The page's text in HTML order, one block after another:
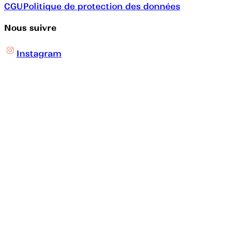
CGUPolitique de protection des données
Nous suivre
Instagram